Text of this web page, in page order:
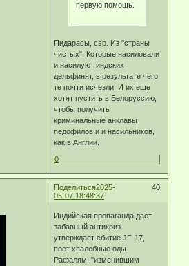
первую помощь.
Пидарасы, сэр. Из "страны
чистых". Которые насиловали
и насилуют индских
дельфинят, в результате чего
те почти исчезли. И их еще
хотят пустить в Белоруссию,
чтобы получить
криминальные анклавы
педофилов и и насильников,
как в Англии.
0
Поделиться 40
2025-
05-07 18:48:37
Индийская пропаганда дает
забавный антикриз-
утверждает сбитие JF-17,
поет хвалебные оды
Рафалям, "изменившим